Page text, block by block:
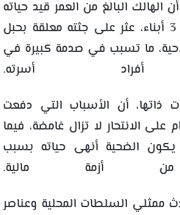
الهالك البالغ من العمر قيد حياته
62 سنة والأب لـ 3 أبناء، عثر على جثته معلقة بحبل
ما تسبب في صدمة كبيرة في
أسرته.
ذاتها، أن الأسباب التي دفعت
على الانتحار لا تزال غامضة، فيما
الضحية أنهى حياته بسبب
من أزمة مالية.
ممثلي السلطات المحلية وعناصر